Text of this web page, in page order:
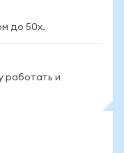
до 50x.
работать и